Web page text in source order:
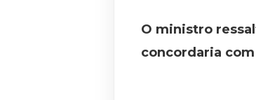
O ministro
concordaria